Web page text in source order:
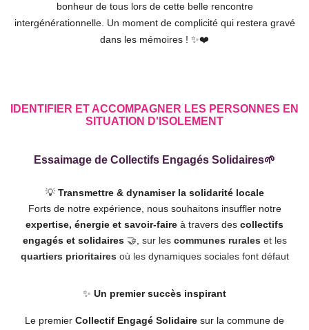
bonheur de tous lors de cette belle rencontre
intergénérationnelle. Un moment de complicité qui restera gravé
dans les mémoires ! ✨❤️
IDENTIFIER ET ACCOMPAGNER LES PERSONNES EN
SITUATION D'ISOLEMENT
Essaimage de Collectifs Engagés Solidaires🌱
💡 Transmettre & dynamiser la solidarité locale
Forts de notre expérience, nous souhaitons insuffler notre
expertise, énergie et savoir-faire à travers des collectifs
engagés et solidaires🤝, sur les communes rurales et les
quartiers prioritaires où les dynamiques sociales font défaut
✨ Un premier succès inspirant
Le premier Collectif Engagé Solidaire sur la commune de